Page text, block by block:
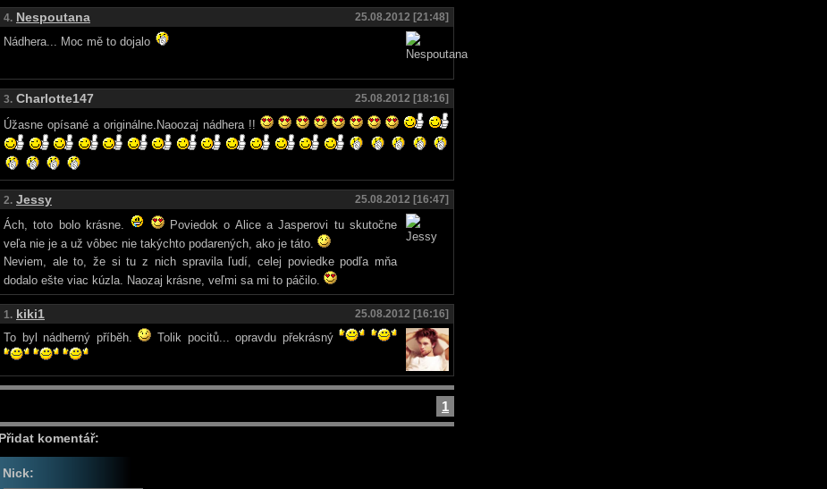
4. Nespoutana 25.08.2012 [21:48]
Nádhera... Moc mě to dojalo
3. Charlotte147 25.08.2012 [18:16]
Úžasne opísané a originálne.Naoozaj nádhera !!
2. Jessy 25.08.2012 [16:47]
Ách, toto bolo krásne.
Poviedok o Alice a Jasperovi tu skutočne
veľa nie je a už vôbec nie takýchto podarených, ako je táto.
Neviem, ale to, že si tu z nich spravila ľudí, celej poviedke podľa mňa
dodalo ešte viac kúzla. Naozaj krásne, veľmi sa mi to páčilo.
1. kiki1 25.08.2012 [16:16]
To byl nádherný příběh. Tolik pocitů... opravdu překrásný
1
Přidat komentář:
Nick: